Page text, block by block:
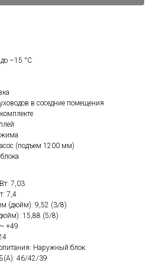
–15 °C
в соседние помещения
(подъем 1200 мм)
7,03
7,4
(дюйм): 9,52 (3/8)
15,88 (5/8)
+49
Наружный блок
46/42/39